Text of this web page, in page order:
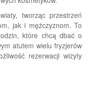
tworząc przestrzeń
jak i mężczyznom. To
które chcą dbać o
atutem wielu fryzjerów
rezerwacji wizyty